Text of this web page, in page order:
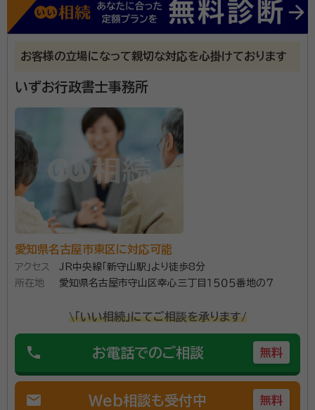
当事務所が力になります。
お客様の立場になって親切な対応を心掛けております
いずお行政書士事務所
愛知県名古屋市東区に対応可能
アクセス
JR中央線「新守山駅」より徒歩8分
所在地
愛知県名古屋市守山区幸心三丁目１５０５番地の７
\「いい相続」にてご相談を承ります/
phone お電話でのご相談 無料
mail Web相談も受付中 無料